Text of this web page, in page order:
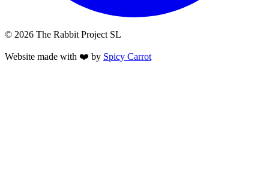
© 2026 The Rabbit Project SL
Website made with ❤️ by Spicy Carrot